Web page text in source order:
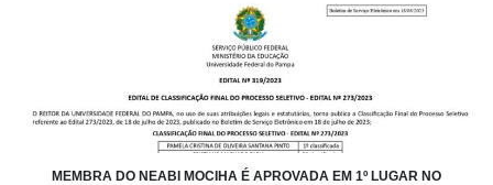
MEMBRA DO NEABI MOCIHA É APROVADA EM 1º LUGAR NO